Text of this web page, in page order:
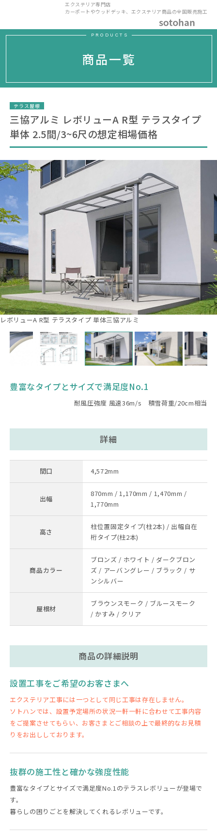
エクステリア専門店
カーポートやウッドデッキ、エクステリア商品の全国販売施工
PRODUCTS
商品一覧
テラス屋根
三協アルミ レボリューA R型 テラスタイプ
単体 2.5間/3~6尺の想定相場価格
レボリューA R型 テラスタイプ 単体三協アルミ
豊富なタイプとサイズで満足度No.1
耐風圧強度 風速36m/s 積雪荷重/20cm相当
詳細
間口 4,572mm
出幅
870mm / 1,170mm / 1,470mm /
1,770mm
高さ
柱位置固定タイプ(柱2本) / 出幅自在
桁タイプ(柱2本)
商品カラー
ブロンズ / ホワイト / ダークブロン
ズ / アーバングレー / ブラック / サ
ンシルバー
屋根材
ブラウンスモーク / ブルースモーク
/ かすみ / クリア
商品の詳細説明
設置工事をご希望のお客さまへ
エクステリア工事には一つとして同じ工事は存在しません。
ソトハンでは、設置予定場所の状況一軒一軒に合わせて工事内容
をご提案させてもらい、お客さまとご相談の上で最終的なお見積
りをお出ししております。
抜群の施工性と確かな強度性能
豊富なタイプとサイズで満足度No.1のテラスレボリューが登場で
す。
暮らしの困りごとを解決してくれるレボリューです。